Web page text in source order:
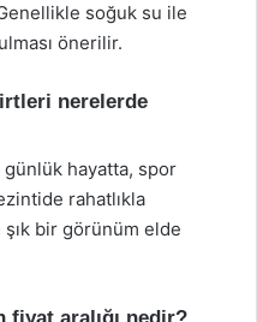
soğuk su ile
önerilir.
nerelerde
hayatta, spor
rahatlıkla
bir görünüm elde
aralığı nedir?